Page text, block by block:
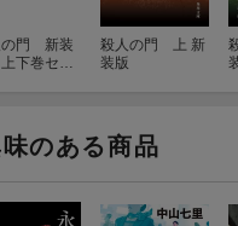
の門 新装
下巻セッ
殺人の門 上 新
装版
のある商品